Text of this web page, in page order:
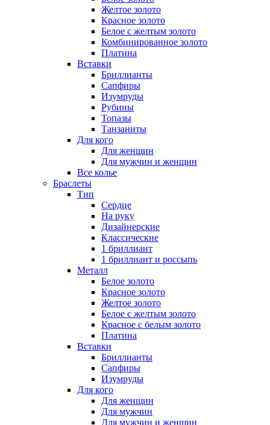
Желтое золото
Красное золото
Белое с желтым золото
Комбинированное золото
Платина
Вставки
Бриллианты
Сапфиры
Изумруды
Рубины
Топазы
Танзаниты
Для кого
Для женщин
Для мужчин и женщин
Все колье
Браслеты
Тип
Сердце
На руку
Дизайнерские
Классические
1 бриллиант
1 бриллиант и россыпь
Металл
Белое золото
Красное золото
Желтое золото
Белое с желтым золото
Красное с белым золото
Платина
Вставки
Бриллианты
Сапфиры
Изумруды
Для кого
Для женщин
Для мужчин
Для мужчин и женщин